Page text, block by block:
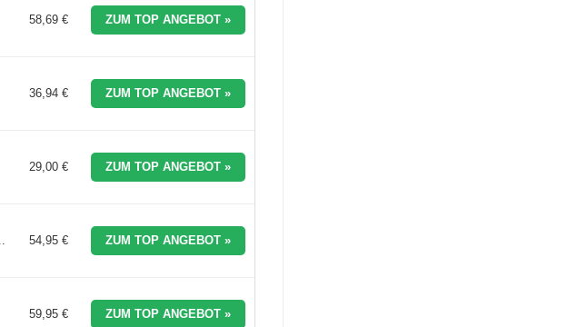
58,69 € ZUM TOP ANGEBOT »
36,94 € ZUM TOP ANGEBOT »
29,00 € ZUM TOP ANGEBOT »
54,95 € ZUM TOP ANGEBOT »
59,95 € ZUM TOP ANGEBOT »